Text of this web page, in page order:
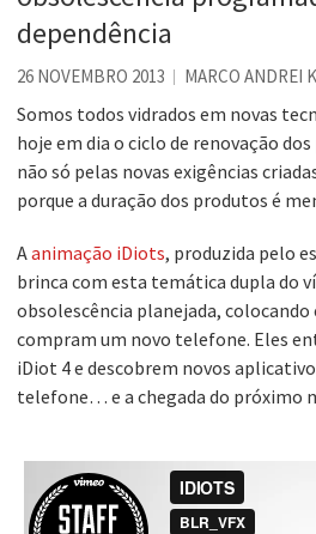
dependência
26 NOVEMBRO 2013 MARCO ANDREI
Somos todos vidrados em novas
hoje em dia o ciclo de renovação
não só pelas novas exigências
porque a duração dos produtos é
Aanimação iDiots, produzida pelo
brinca com esta temática dupla do
obsolescência planejada, colocando
compram um novo telefone. Eles
iDiot 4 e descobrem novos
telefone… e a chegada do próximo